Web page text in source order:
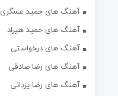
آهنگ های حمید عسگری
آهنگ های حمید هیراد
آهنگ های درخواستی
آهنگ های رضا صادقی
آهنگ های رضا یزدانی